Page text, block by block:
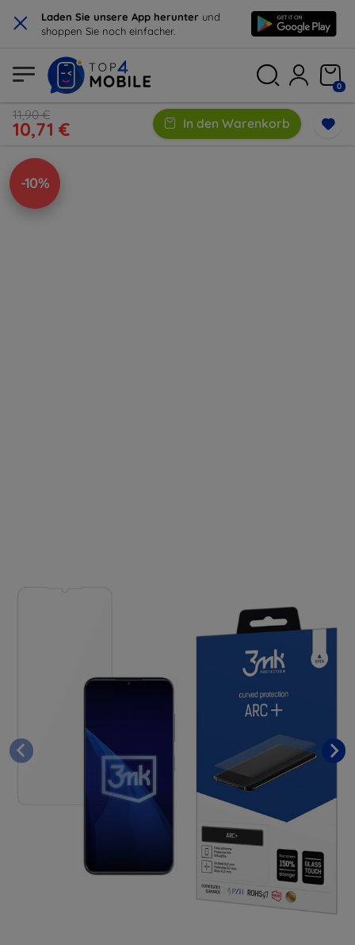
× Laden Sie unsere App herunter und
shoppen Sie noch einfacher.
0
11,90 €
10,71 € In den Warenkorb
-10%